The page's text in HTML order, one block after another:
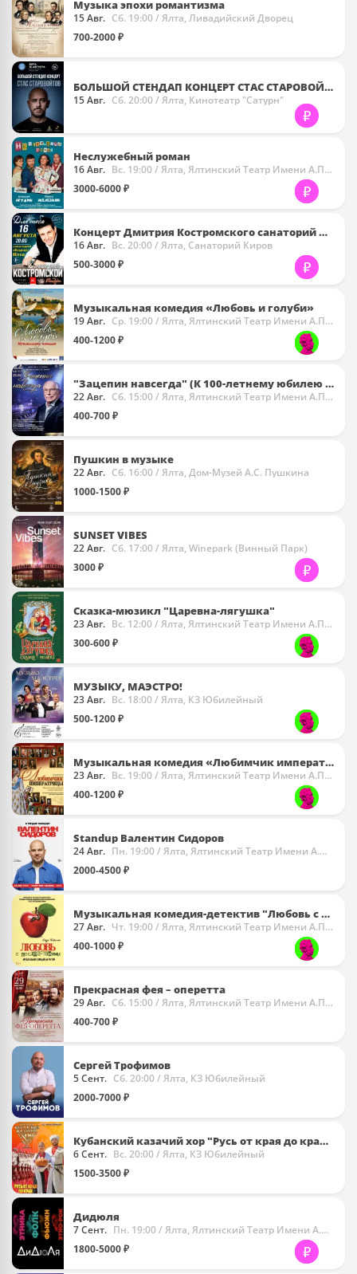
Музыка эпохи романтизма
15 Авг. Сб. 19:00 / Ялта, Ливадийский Дворец
700-2000 ₽
БОЛЬШОЙ СТЕНДАП КОНЦЕРТ СТАС СТАРОВОЙТОВ
15 Авг. Сб. 20:00 / Ялта, Кинотеатр "Сатурн"
Неслужебный роман
16 Авг. Вс. 19:00 / Ялта, Ялтинский Театр Имени А.П. Чехова
3000-6000 ₽
Концерт Дмитрия Костромского санаторий Киров , Ялта
16 Авг. Вс. 20:00 / Ялта, Санаторий Киров
500-3000 ₽
Музыкальная комедия «Любовь и голуби»
19 Авг. Ср. 19:00 / Ялта, Ялтинский Театр Имени А.П. Чехова
400-1200 ₽
"Зацепин навсегда" (К 100-летнему юбилею А. Зацепина)
22 Авг. Сб. 15:00 / Ялта, Ялтинский Театр Имени А.П. Чехова
400-700 ₽
Пушкин в музыке
22 Авг. Сб. 16:00 / Ялта, Дом-Музей А.С. Пушкина
1000-1500 ₽
SUNSET VIBES
22 Авг. Сб. 17:00 / Ялта, Winepark (Винный Парк)
3000 ₽
Сказка-мюзикл "Царевна-лягушка"
23 Авг. Вс. 12:00 / Ялта, Ялтинский Театр Имени А.П. Чехова
300-600 ₽
МУЗЫКУ, МАЭСТРО!
23 Авг. Вс. 18:00 / Ялта, КЗ Юбилейный
500-1200 ₽
Музыкальная комедия «Любимчик императрицы»
23 Авг. Вс. 19:00 / Ялта, Ялтинский Театр Имени А.П. Чехова
400-1200 ₽
Standup Валентин Сидоров
24 Авг. Пн. 19:00 / Ялта, Ялтинский Театр Имени А.П. Чехова
2000-4500 ₽
Музыкальная комедия-детектив "Любовь с последствиями"
27 Авг. Чт. 19:00 / Ялта, Ялтинский Театр Имени А.П. Чехова
400-1000 ₽
Прекрасная фея – оперетта
29 Авг. Сб. 15:00 / Ялта, Ялтинский Театр Имени А.П. Чехова
400-700 ₽
Сергей Трофимов
5 Сент. Сб. 20:00 / Ялта, КЗ Юбилейный
2000-7000 ₽
Кубанский казачий хор "Русь от края до края!"
6 Сент. Вс. 20:00 / Ялта, КЗ Юбилейный
1500-3500 ₽
Дидюля
7 Сент. Пн. 19:00 / Ялта, Ялтинский Театр Имени А.П. Чехова
1800-5000 ₽